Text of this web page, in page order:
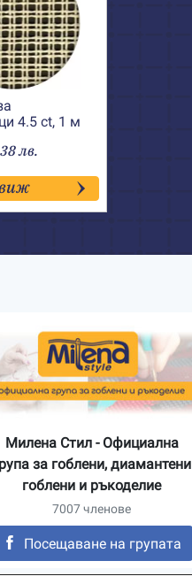
4.5 ct, 1 м
лв.
Милена Стил - Официална
за гоблени, диамантени
гоблени и ръкоделие
7007 членове
Посещаване на групата